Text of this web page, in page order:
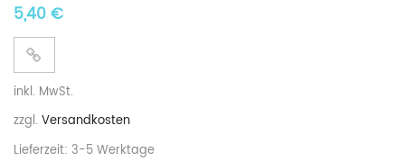
5,40€
inkl. MwSt.
zzgl. Versandkosten
Lieferzeit: 3-5 Werktage